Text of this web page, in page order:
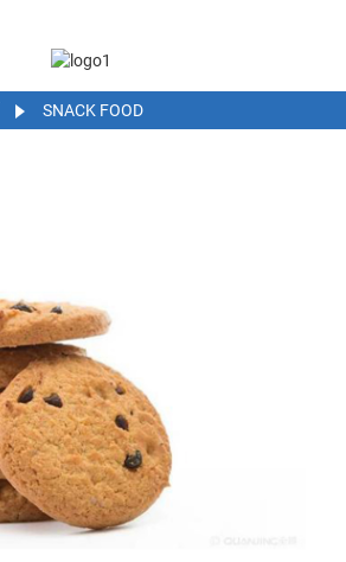
SNACK FOOD